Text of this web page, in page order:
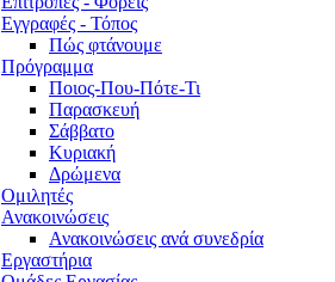
Εγγραφές - Τόπος
Πώς φτάνουμε
Πρόγραμμα
Ποιος-Που-Πότε-Τι
Παρασκευή
Σάββατο
Κυριακή
Δρώμενα
Ομιλητές
Ανακοινώσεις
Ανακοινώσεις ανά συνεδρία
Εργαστήρια